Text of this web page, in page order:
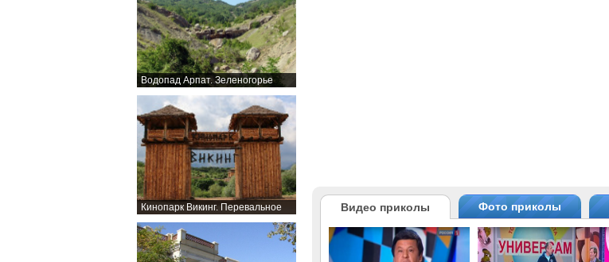
Водопад Арпат. Зеленогорье
Кинопарк Викинг. Перевальное Видео приколы Фото приколы